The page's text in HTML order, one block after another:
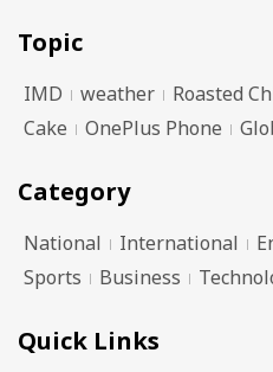
Topic
IMD weather Roasted
Cake
OnePlus Phone
Category
National International
Sports
Business
Quick Links